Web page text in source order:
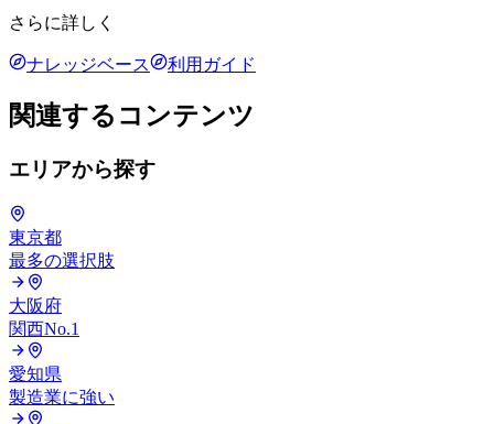
さらに詳しく
ナレッジベース 利用ガイド
関連するコンテンツ
エリアから探す
東京都
最多の選択肢
大阪府
関西No.1
愛知県
製造業に強い